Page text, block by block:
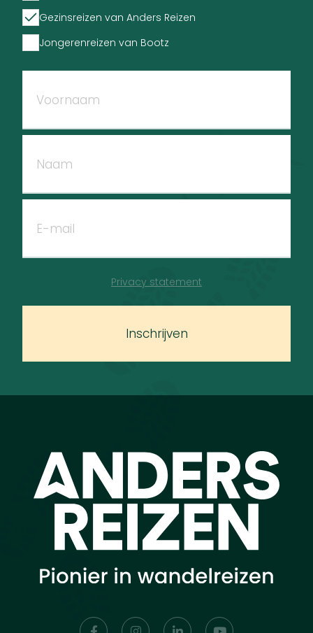
Gezinsreizen van Anders Reizen
Jongerenreizen van Bootz
Inschrijven
Privacy statement